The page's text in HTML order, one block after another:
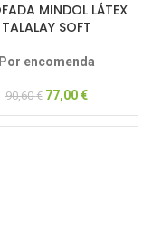
MINDOL LÁTEX
TALALAY SOFT
Por encomenda
90,60€ 77,00€